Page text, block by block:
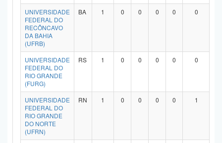
UNIVERSIDADE
FEDERAL DO
RECÔNCAVO
DA BAHIA
(UFRB)
BA 1 0 0 0 0 0
UNIVERSIDADE
FEDERAL DO
RIO GRANDE
(FURG)
RS 1 0 0 0 0 0
UNIVERSIDADE
FEDERAL DO
RIO GRANDE
DO NORTE
(UFRN)
RN 1 0 0 0 0 1